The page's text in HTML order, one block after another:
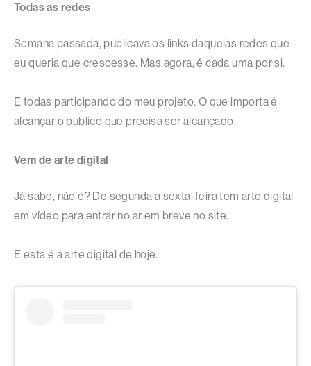
Todas as redes
Semana passada, publicava os links daquelas redes que
eu queria que crescesse. Mas agora, é cada uma por si.
E todas participando do meu projeto. O que importa é
alcançar o público que precisa ser alcançado.
Vem de arte digital
Já sabe, não é? De segunda a sexta-feira tem arte digital
em vídeo para entrar no ar em breve no site.
E esta é a arte digital de hoje.